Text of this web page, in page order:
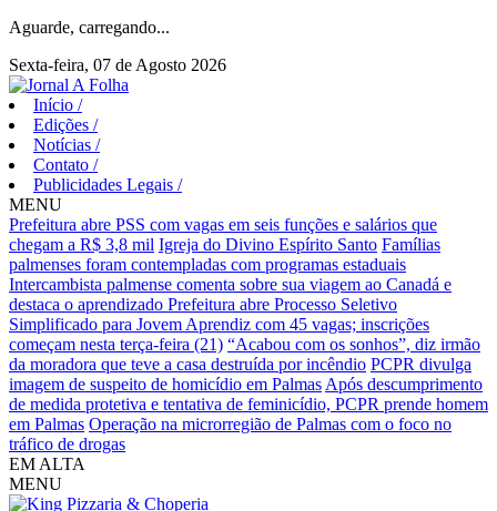
Aguarde, carregando...
Sexta-feira, 07 de Agosto 2026
Início /
Edições /
Notícias /
Contato /
Publicidades Legais /
MENU
Prefeitura abre PSS com vagas em seis funções e salários que
chegam a R$ 3,8 mil Igreja do Divino Espírito Santo Famílias
palmenses foram contempladas com programas estaduais
Intercambista palmense comenta sobre sua viagem ao Canadá e
destaca o aprendizado Prefeitura abre Processo Seletivo
Simplificado para Jovem Aprendiz com 45 vagas; inscrições
começam nesta terça-feira (21) “Acabou com os sonhos”, diz irmão
da moradora que teve a casa destruída por incêndio PCPR divulga
imagem de suspeito de homicídio em Palmas Após descumprimento
de medida protetiva e tentativa de feminicídio, PCPR prende homem
em Palmas Operação na microrregião de Palmas com o foco no
tráfico de drogas
EM ALTA
MENU